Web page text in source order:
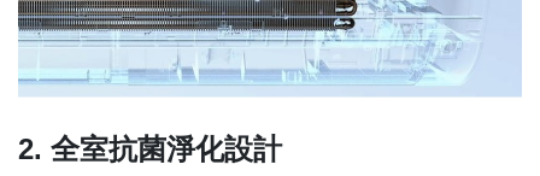
2. 全室抗菌淨化設計